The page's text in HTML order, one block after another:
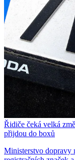
Řidiče čeká velká
přijdou do boxů
Ministerstvo dopravy